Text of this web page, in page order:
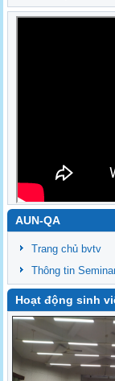
AUN-QA
Trang chủ bvtv
Thông tin
Hoạt động sinh